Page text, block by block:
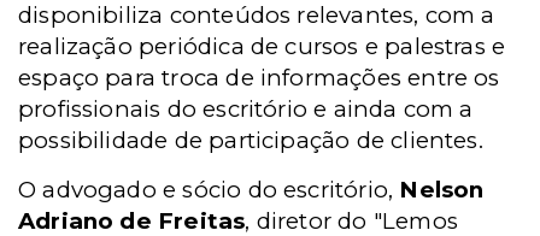
disponibiliza conteúdos relevantes, com a
realização periódica de cursos e palestras e
espaço para troca de informações entre os
profissionais do escritório e ainda com a
possibilidade de participação de clientes.
O advogado e sócio do escritório, Nelson
Adriano de Freitas, diretor do "Lemos